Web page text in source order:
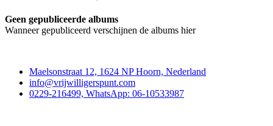
Geen gepubliceerde albums
Wanneer gepubliceerd verschijnen de albums hier
Maelsonstraat 12, 1624 NP Hoorn, Nederland
info@vrijwilligerspunt.com
0229-216499, WhatsApp: 06-10533987